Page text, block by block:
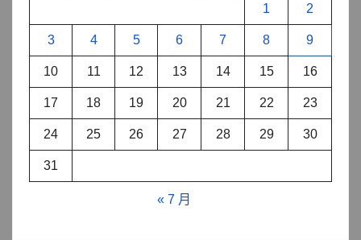
1 2
3 4 5 6 7 8 9
10 11 12 13 14 15 16
17 18 19 20 21 22 23
24 25 26 27 28 29 30
31
« 7 月